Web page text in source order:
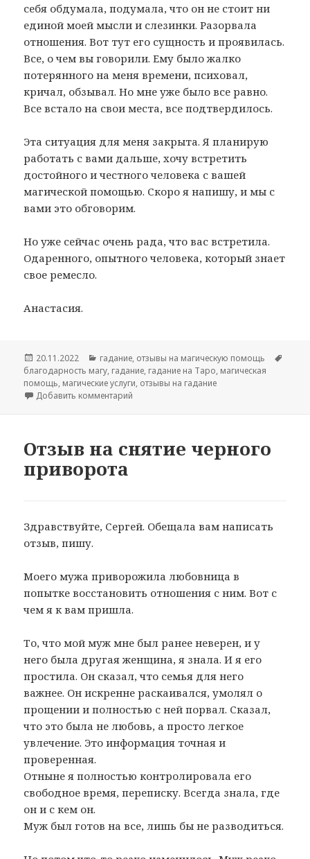
себя обдумала, подумала, что он не стоит ни
единой моей мысли и слезинки. Разорвала
отношения. Вот тут его сущность и проявилась.
Все, о чем вы говорили. Ему было жалко
потерянного на меня времени, психовал,
кричал, обзывал. Но мне уже было все равно.
Все встало на свои места, все подтвердилось.
Эта ситуация для меня закрыта. Я планирую
работать с вами дальше, хочу встретить
достойного и честного человека с вашей
магической помощью. Скоро я напишу, и мы с
вами это обговорим.
Но уже сейчас очень рада, что вас встретила.
Одаренного, опытного человека, который знает
свое ремесло.
Анастасия.
Опубликовано
20.11.2022 Рубрики
гадание, отзывы на магическую помощь
благодарность магу, гадание, гадание на Таро, магическая
помощь, магические услуги, отзывы на гадание
Добавить комментарий
Отзыв на снятие черного
приворота
Здравствуйте, Сергей. Обещала вам написать
отзыв, пишу.
Моего мужа приворожила любовница в
попытке восстановить отношения с ним. Вот с
чем я к вам пришла.
То, что мой муж мне был ранее неверен, и у
него была другая женщина, я знала. И я его
простила. Он сказал, что семья для него
важнее. Он искренне раскаивался, умолял о
прощении и полностью с ней порвал. Сказал,
что это была не любовь, а просто легкое
увлечение. Это информация точная и
проверенная.
Отныне я полностью контролировала его
свободное время, переписку. Всегда знала, где
он и с кем он.
Муж был готов на все, лишь бы не разводиться.